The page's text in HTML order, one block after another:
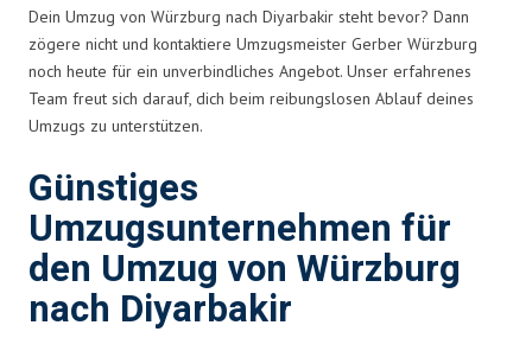
Dein Umzug von Würzburg nach Diyarbakir steht bevor? Dann
zögere nicht und kontaktiere Umzugsmeister Gerber Würzburg
noch heute für ein unverbindliches Angebot. Unser erfahrenes
Team freut sich darauf, dich beim reibungslosen Ablauf deines
Umzugs zu unterstützen.
Günstiges
Umzugsunternehmen für
den Umzug von Würzburg
nach Diyarbakir